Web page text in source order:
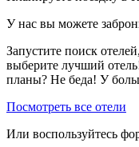
У нас вы можете
Запустите поиск
выберите лучший
планы? Не беда! У
Посмотреть все отели
Или воспользуйтесь